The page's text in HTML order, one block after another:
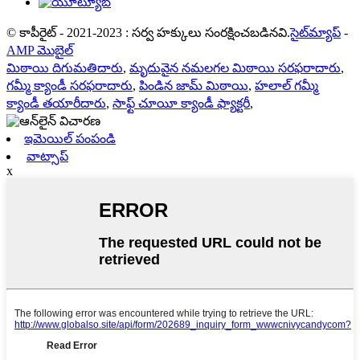
© కాపీరైట్ - 2021-2023 : సర్వ హక్కులు సంరక్షించబడినవి.సైట్‌మ్యాప్ -
AMP మొబైల్
మిఠాయి దిగుమతిదారు, మృదువైన నమలగల మిఠాయి సరఫరాదారు,
గమ్మీ క్యాండీ సరఫరాదారు, పిండిన జామ్ మిఠాయి, హలాల్ గమ్మీ
క్యాండీ తయారీదారు, సాఫ్ట్ చూయీ క్యాండీ ఫ్యాక్టరీ,
ఇమెయిల్ పంపండి
వాట్సాప్
x